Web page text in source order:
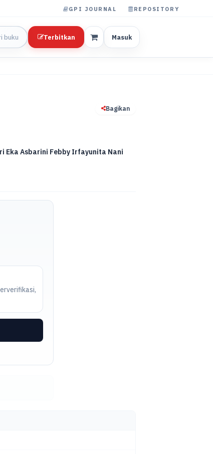
GPI JOURNAL REPOSITORY
Terbitkan Masuk
Bagikan
Eka Asbarini Febby Irfayunita Nani